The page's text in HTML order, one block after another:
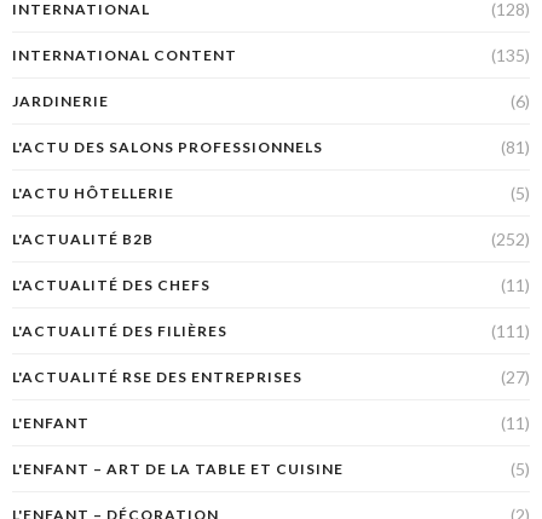
INTERNATIONAL (128)
INTERNATIONAL CONTENT (135)
JARDINERIE (6)
L'ACTU DES SALONS PROFESSIONNELS (81)
L'ACTU HÔTELLERIE (5)
L'ACTUALITÉ B2B (252)
L'ACTUALITÉ DES CHEFS (11)
L'ACTUALITÉ DES FILIÈRES (111)
L'ACTUALITÉ RSE DES ENTREPRISES (27)
L'ENFANT (11)
L'ENFANT – ART DE LA TABLE ET CUISINE (5)
L'ENFANT – DÉCORATION